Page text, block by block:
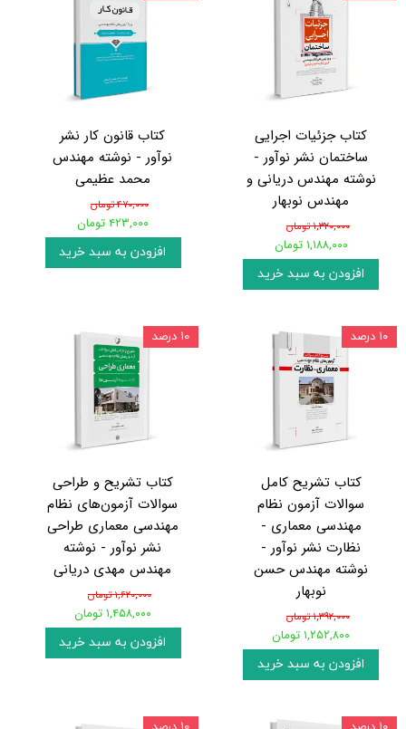
کتاب جزئیات اجرایی
ساختمان نشر نوآور -
نوشته مهندس دریانی و
مهندس نوبهار
۱,۳۲۰,۰۰۰ تومان
۱,۱۸۸,۰۰۰ تومان
افزودن به سبد خرید
کتاب قانون کار نشر
نوآور - نوشته مهندس
محمد عظیمی
۴۷۰,۰۰۰ تومان
۴۲۳,۰۰۰ تومان
افزودن به سبد خرید
کتاب تشریح کامل
سوالات آزمون نظام
مهندسی معماری -
نظارت نشر نوآور -
نوشته مهندس حسن
نوبهار
۱,۳۹۲,۰۰۰ تومان
۱,۲۵۲,۸۰۰ تومان
افزودن به سبد خرید
۱۰ درصد
کتاب تشریح و طراحی
سوالات آزمون‌های نظام
مهندسی معماری طراحی
نشر نوآور - نوشته
مهندس مهدی دریانی
۱,۶۲۰,۰۰۰ تومان
۱,۴۵۸,۰۰۰ تومان
افزودن به سبد خرید
۱۰ درصد